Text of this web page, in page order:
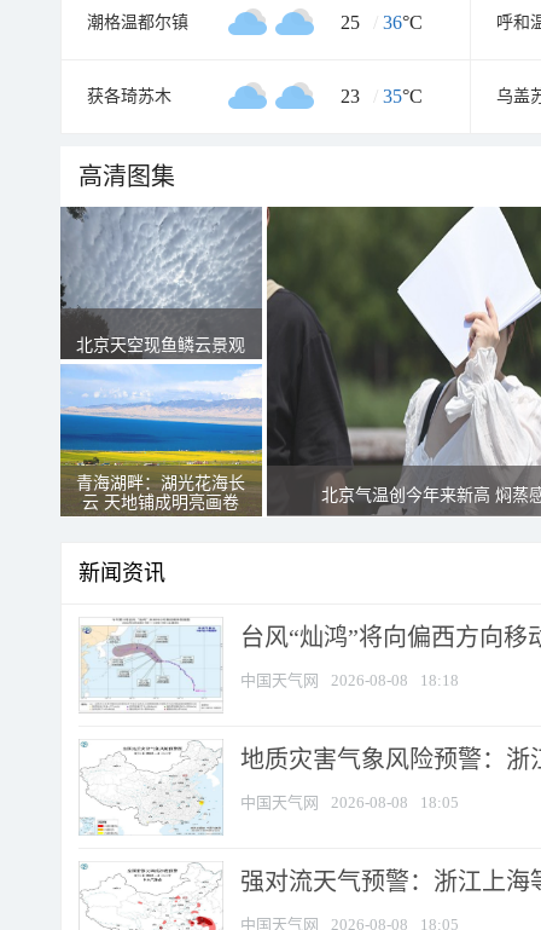
潮格温都尔镇 25 / 36°C 呼和
获各琦苏木 23 / 35°C 乌盖
高清图集
北京天空现鱼鳞云景观
青海湖畔：湖光花海长
云 天地铺成明亮画卷
北京气温创今年来新高 焖蒸
新闻资讯
台风“灿鸿”将向偏西方向移
中国天气网 2026-08-08 18:18
地质灾害气象风险预警：
中国天气网 2026-08-08 18:05
强对流天气预警：浙江上海
中国天气网 2026-08-08 18:05